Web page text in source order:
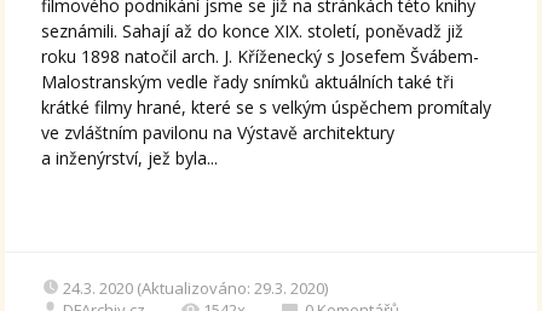
filmového podnikání jsme se již na stránkách této knihy
seznámili. Sahají až do konce XIX. století, poněvadž již
roku 1898 natočil arch. J. Kříženecký s Josefem Švábem-
Malostranským vedle řady snímků aktuálních také tři
krátké filmy hrané, které se s velkým úspěchem promítaly
ve zvláštním pavilonu na Výstavě architektury
a inženýrství, jež byla...
24.3. 2020 (Aktualizováno: 29.3. 2020)